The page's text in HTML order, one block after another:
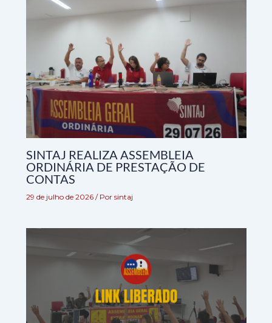
SINTAJ REALIZA ASSEMBLEIA
ORDINÁRIA DE PRESTAÇÃO DE
CONTAS
29 de julho de 2026 / Por sintaj